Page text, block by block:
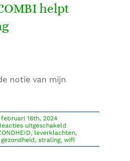
helpt
notie van mijn
16th, 2024
uitgeschakeld
Heb
je
je
, leverklachten,
, straling, wifi